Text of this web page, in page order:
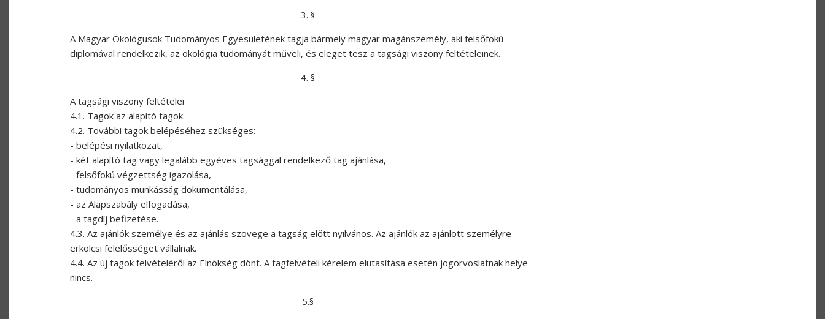
3. §
A Magyar Ökológusok Tudományos Egyesületének tagja bármely magyar magánszemély, aki felsőfokú
diplomával rendelkezik, az ökológia tudományát műveli, és eleget tesz a tagsági viszony feltételeinek.
4. §
A tagsági viszony feltételei
4.1. Tagok az alapító tagok.
4.2. További tagok belépéséhez szükséges:
- belépési nyilatkozat,
- két alapító tag vagy legalább egyéves tagsággal rendelkező tag ajánlása,
- felsőfokú végzettség igazolása,
- tudományos munkásság dokumentálása,
- az Alapszabály elfogadása,
- a tagdíj befizetése.
4.3. Az ajánlók személye és az ajánlás szövege a tagság előtt nyilvános. Az ajánlók az ajánlott személyre
erkölcsi felelősséget vállalnak.
4.4. Az új tagok felvételéről az Elnökség dönt. A tagfelvételi kérelem elutasítása esetén jogorvoslatnak helye
nincs.
5.§